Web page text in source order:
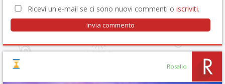
Ricevi un'e-mail se ci sono nuovi commenti o iscriviti.
Rosalio